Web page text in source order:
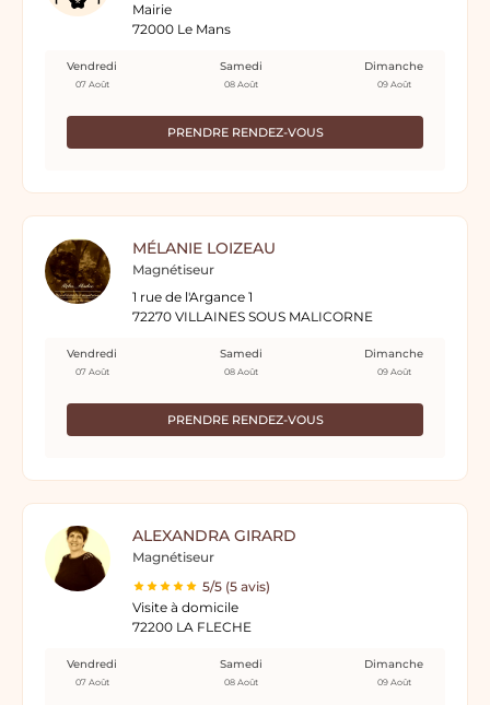
Mairie
72000 Le Mans
PRENDRE RENDEZ-VOUS
Vendredi
07 Août
Samedi
08 Août
Dimanche
09 Août
MÉLANIE LOIZEAU
Magnétiseur
1 rue de l'Argance 1
72270 VILLAINES SOUS MALICORNE
PRENDRE RENDEZ-VOUS
Vendredi
07 Août
Samedi
08 Août
Dimanche
09 Août
ALEXANDRA GIRARD
Magnétiseur
5/5 (5 avis)
Visite à domicile
72200 LA FLECHE
Vendredi
07 Août
Samedi
08 Août
Dimanche
09 Août